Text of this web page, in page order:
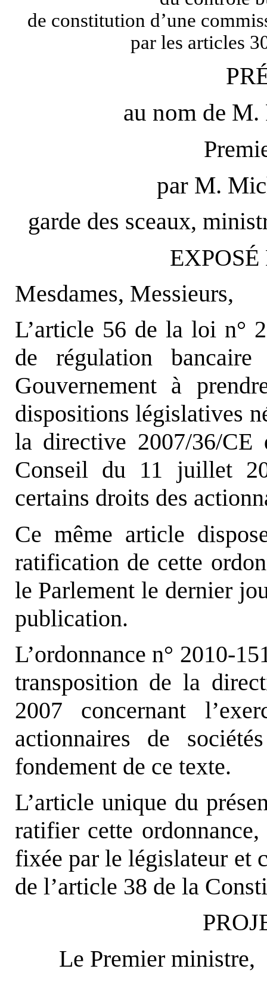
de constitution d’une
par les articles
au nom de M.
par M.
garde des sceaux,
Mesdames, Messieurs,
L’article 56 de la loi n°
de régulation
Gouvernement à
dispositions législatives
la directive 2007/36/CE
Conseil du 11 juillet
certains droits des
Ce même article
ratification de cette
le Parlement le dernier
publication.
L’ordonnance n° 2010-
transposition de la
2007 concernant
actionnaires de
fondement de ce texte.
L’article unique du
ratifier cette ordonnance,
fixée par le législateur et
de l’article 38 de la
Le Premier ministre,